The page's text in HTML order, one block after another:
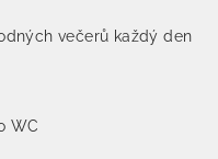
večerů každý den
WC